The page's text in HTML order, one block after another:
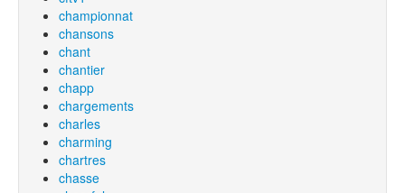
championnat
chansons
chant
chantier
chapp
chargements
charles
charming
chartres
chasse